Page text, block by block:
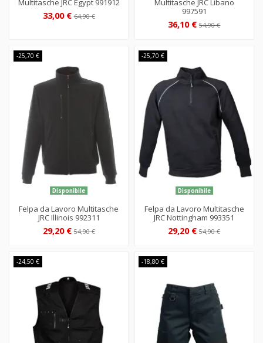
Multitasche JRC Egypt 991912
33,00 €64,90 €
Multitasche JRC Libano
997591
36,10 €54,90 €
-25,70 €
Disponibile
Felpa da Lavoro Multitasche
JRC Illinois 992311
29,20 €54,90 €
-25,70 €
Disponibile
Felpa da Lavoro Multitasche
JRC Nottingham 993351
29,20 €54,90 €
-24,50 € -18,80 €